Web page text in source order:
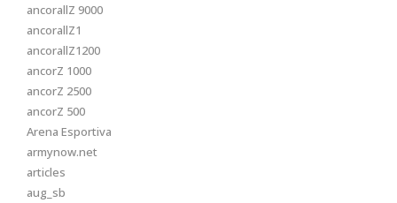
ancorallZ 9000
ancorallZ1
ancorallZ1200
ancorZ 1000
ancorZ 2500
ancorZ 500
Arena Esportiva
armynow.net
articles
aug_sb